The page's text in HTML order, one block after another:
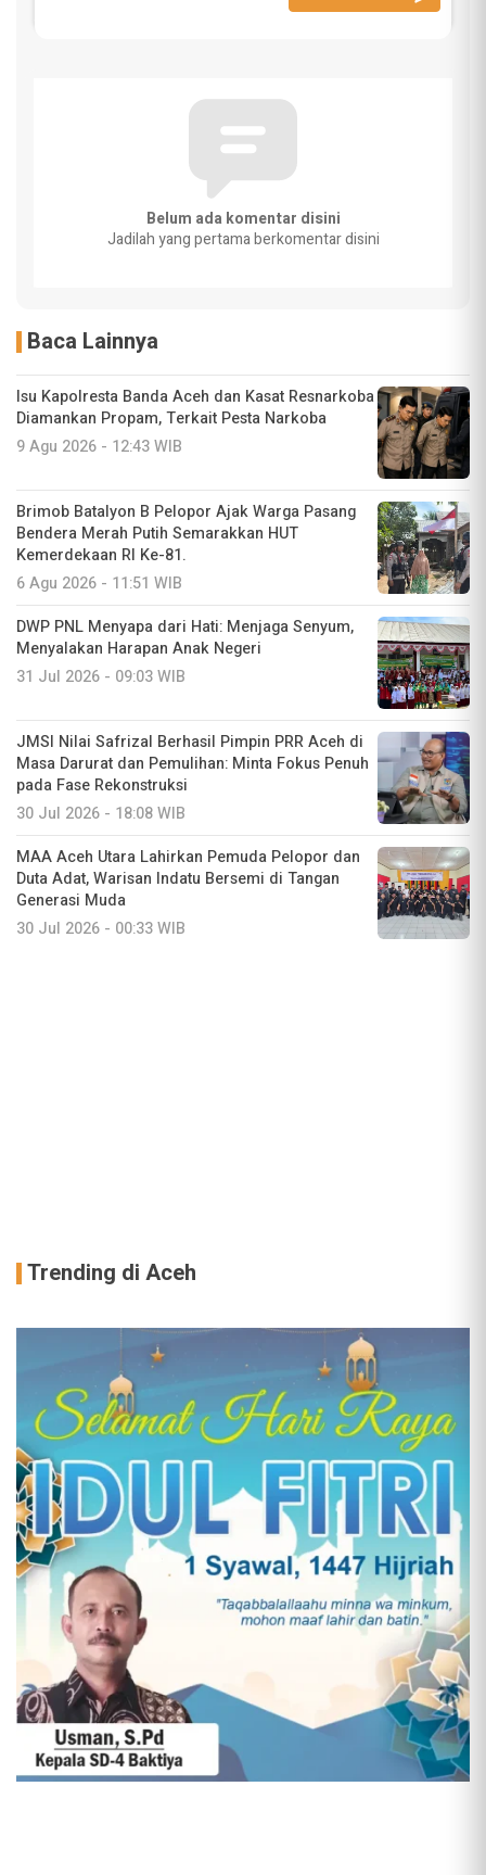
Belum ada komentar disini
Jadilah yang pertama berkomentar disini
Baca Lainnya
Isu Kapolresta Banda Aceh dan Kasat Resnarkoba
Diamankan Propam, Terkait Pesta Narkoba
9 Agu 2026 - 12:43 WIB
Brimob Batalyon B Pelopor Ajak Warga Pasang
Bendera Merah Putih Semarakkan HUT
Kemerdekaan RI Ke-81.
6 Agu 2026 - 11:51 WIB
DWP PNL Menyapa dari Hati: Menjaga Senyum,
Menyalakan Harapan Anak Negeri
31 Jul 2026 - 09:03 WIB
JMSI Nilai Safrizal Berhasil Pimpin PRR Aceh di
Masa Darurat dan Pemulihan: Minta Fokus Penuh
pada Fase Rekonstruksi
30 Jul 2026 - 18:08 WIB
MAA Aceh Utara Lahirkan Pemuda Pelopor dan
Duta Adat, Warisan Indatu Bersemi di Tangan
Generasi Muda
30 Jul 2026 - 00:33 WIB
Trending di Aceh